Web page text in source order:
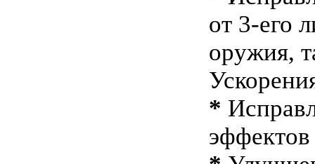
от 3-его
оружия,
*